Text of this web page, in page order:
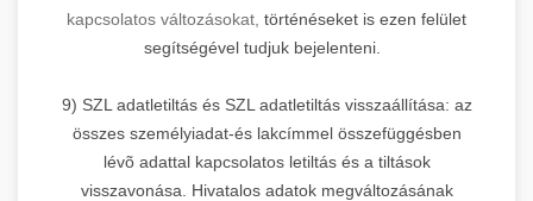
kapcsolatos változásokat, történéseket is ezen felület
segítségével tudjuk bejelenteni.
9) SZL adatletiltás és SZL adatletiltás visszaállítása: az
összes személyiadat-és lakcímmel összefüggésben
lévõ adattal kapcsolatos letiltás és a tiltások
visszavonása. Hivatalos adatok megváltozásának